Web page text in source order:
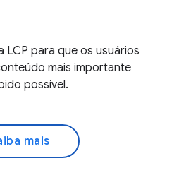
LCP para que os usuários
mais importante
possível.
mais